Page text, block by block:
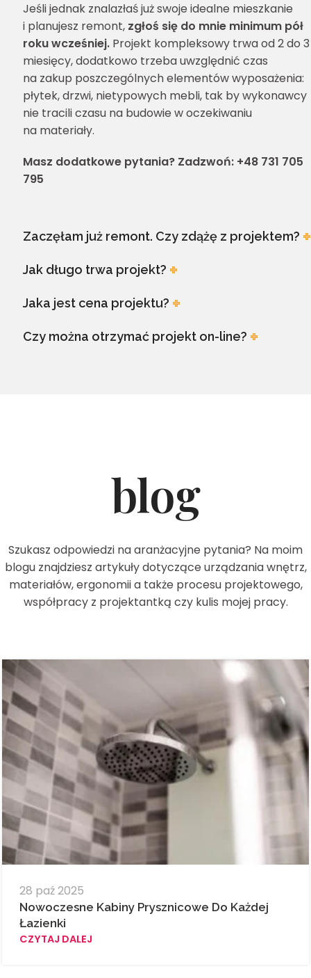
Jeśli jednak znalazłaś już swoje idealne mieszkanie
i planujesz remont, zgłoś się do mnie minimum pół
roku wcześniej. Projekt kompleksowy trwa od 2 do 3
miesięcy, dodatkowo trzeba uwzględnić czas
na zakup poszczególnych elementów wyposażenia:
płytek, drzwi, nietypowych mebli, tak by wykonawcy
nie tracili czasu na budowie w oczekiwaniu
na materiały.
Masz dodatkowe pytania? Zadzwoń: +48 731 705
795
Zaczęłam już remont. Czy zdążę z projektem?
Jak długo trwa projekt?
Jaka jest cena projektu?
Czy można otrzymać projekt on-line?
blog
Szukasz odpowiedzi na aranżacyjne pytania? Na moim
blogu znajdziesz artykuły dotyczące urządzania wnętrz,
materiałów, ergonomii a także procesu projektowego,
współpracy z projektantką czy kulis mojej pracy.
28 paź 2025
Nowoczesne Kabiny Prysznicowe Do Każdej
Łazienki
CZYTAJ DALEJ